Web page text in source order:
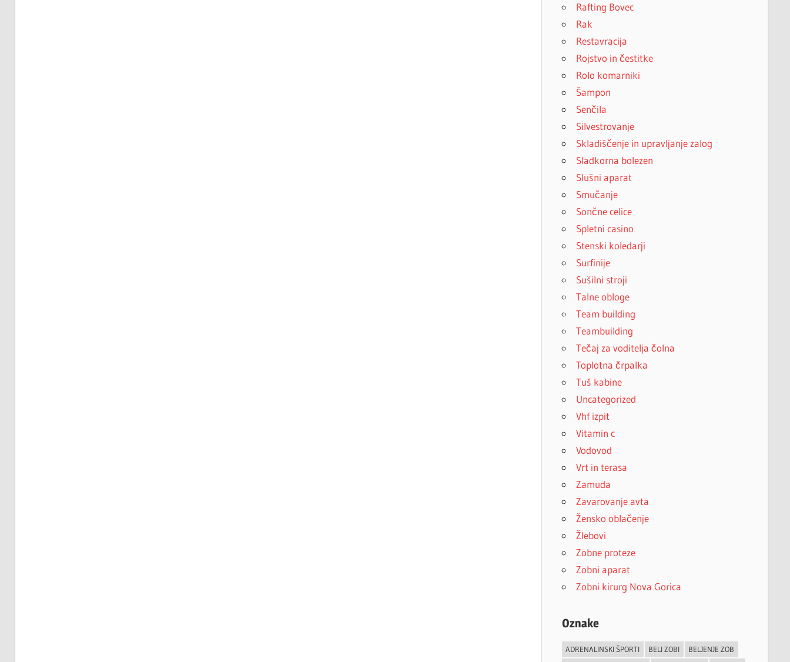
Rafting Bovec
Rak
Restavracija
Rojstvo in čestitke
Rolo komarniki
Šampon
Senčila
Silvestrovanje
Skladiščenje in upravljanje zalog
Sladkorna bolezen
Slušni aparat
Smučanje
Sončne celice
Spletni casino
Stenski koledarji
Surfinije
Sušilni stroji
Talne obloge
Team building
Teambuilding
Tečaj za voditelja čolna
Toplotna črpalka
Tuš kabine
Uncategorized
Vhf izpit
Vitamin c
Vodovod
Vrt in terasa
Zamuda
Zavarovanje avta
Žensko oblačenje
Žlebovi
Zobne proteze
Zobni aparat
Zobni kirurg Nova Gorica
Oznake
ADRENALINSKI ŠPORTI BELI ZOBI
BELJENJE ZOB